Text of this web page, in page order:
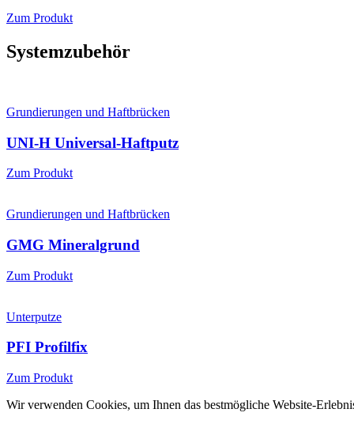
Zum Produkt
Systemzubehör
Grundierungen und Haftbrücken
UNI-H Universal-Haftputz
Zum Produkt
Grundierungen und Haftbrücken
GMG Mineralgrund
Zum Produkt
Unterputze
PFI Profilfix
Zum Produkt
Wir verwenden Cookies, um Ihnen das bestmögliche Website-